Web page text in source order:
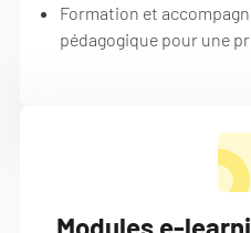
Formation et
pédagogique pour une